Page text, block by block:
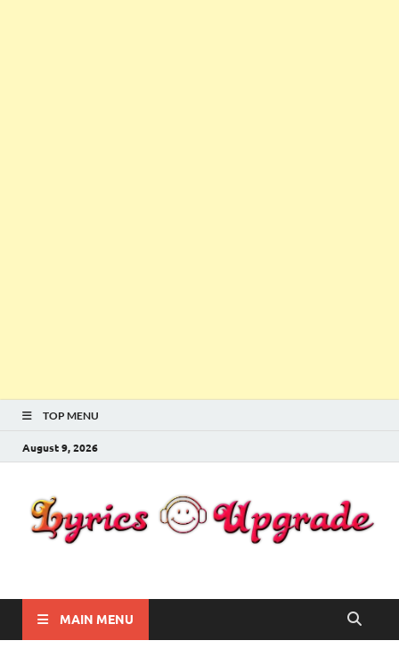
TOP MENU
August 9, 2026
Lyricsupgrade
MAIN MENU